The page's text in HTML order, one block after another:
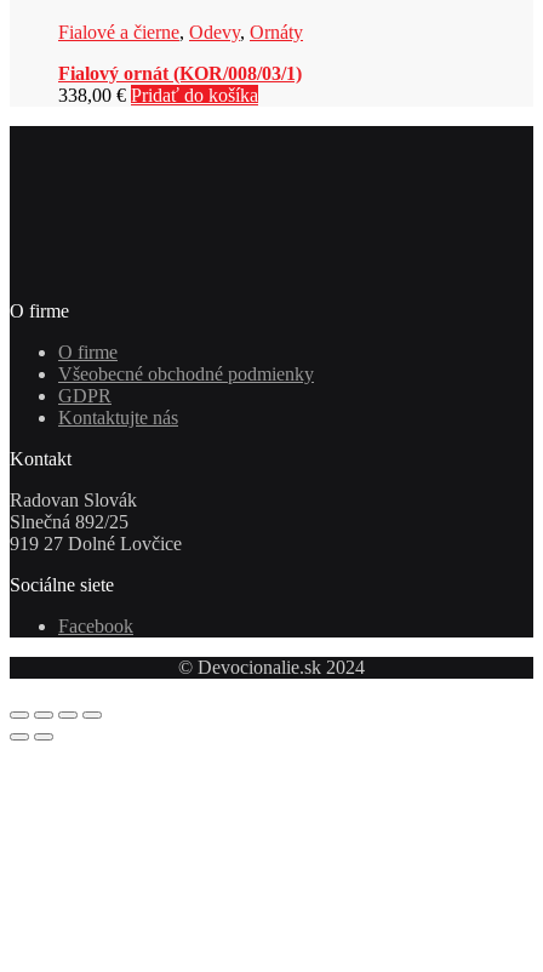
Fialové a čierne, Odevy, Ornáty
Fialový ornát (KOR/008/03/1)
338,00 € Pridať do košíka
O firme
O firme
Všeobecné obchodné podmienky
GDPR
Kontaktujte nás
Kontakt
Radovan Slovák
Slnečná 892/25
919 27 Dolné Lovčice
Sociálne siete
Facebook
© Devocionalie.sk 2024